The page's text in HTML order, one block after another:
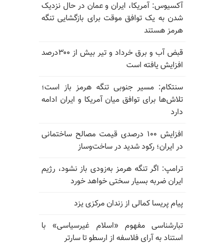
آکسیوس: آمریکا، ایران و عمان در حال نزدیک
شدن به یک توافق موقت برای بازگشایی تنگه
هرمز هستند
قبض آب و برق خرداد و تیر بیش از ۳۰۰درصد
افزایش یافته است
سنتکام: مسیر جنوبی تنگه هرمز باز است؛
تلاش‌ها برای توافق میان آمریکا و ایران ادامه
دارد
افزایش ۱۰۰ درصدی قیمت مصالح ساختمانی
در ایران؛ رکود شدید در ساخت‌وساز
ترامپ: اگر تنگه هرمز به‌زودی باز نشود، رژیم
ایران ضربه بسیار سختی خواهد خورد
پیام پریسا کمالی از زندان مرکزی یزد
تبارشناسی مفهوم «اسلام غیرسیاسی» با
استناد به آرای فلاسفه از ارسطو تا سارتر